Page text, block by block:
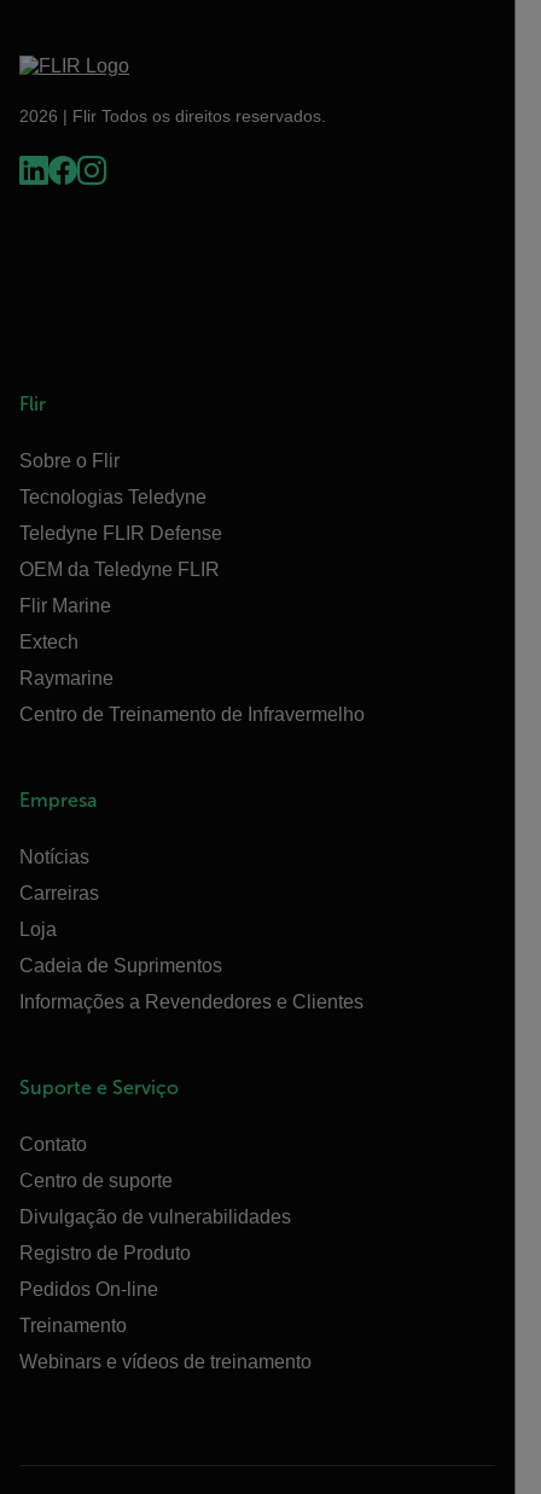
2026 | Flir Todos os direitos reservados.
Flir
Sobre o Flir
Tecnologias Teledyne
Teledyne FLIR Defense
OEM da Teledyne FLIR
Flir Marine
Extech
Raymarine
Centro de Treinamento de Infravermelho
Empresa
Notícias
Carreiras
Loja
Cadeia de Suprimentos
Informações a Revendedores e Clientes
Suporte e Serviço
Contato
Centro de suporte
Divulgação de vulnerabilidades
Registro de Produto
Pedidos On-line
Treinamento
Webinars e vídeos de treinamento